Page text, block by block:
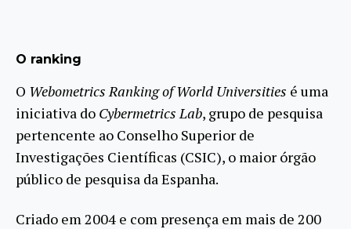
O ranking
O Webometrics Ranking of World Universities é uma
iniciativa do Cybermetrics Lab, grupo de pesquisa
pertencente ao Conselho Superior de
Investigações Científicas (CSIC), o maior órgão
público de pesquisa da Espanha.
Criado em 2004 e com presença em mais de 200